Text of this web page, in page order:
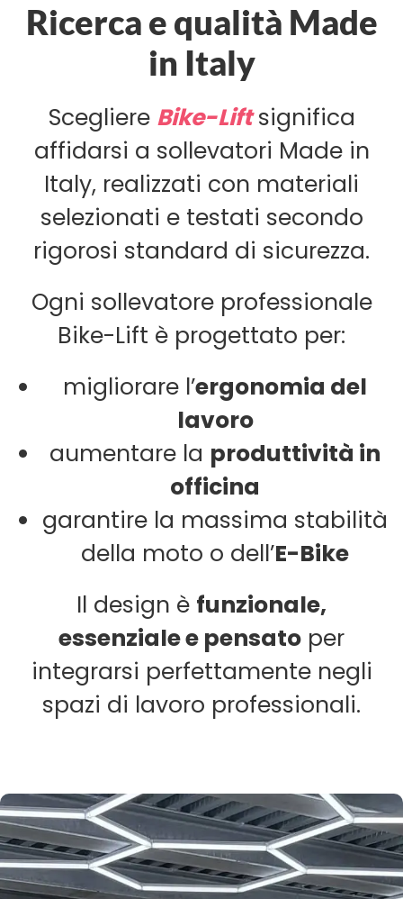
Ricerca e qualità Made
in Italy
Scegliere Bike-Lift significa
affidarsi a sollevatori Made in
Italy, realizzati con materiali
selezionati e testati secondo
rigorosi standard di sicurezza.
Ogni sollevatore professionale
Bike-Lift è progettato per:
migliorare l’ergonomia del
lavoro
aumentare la produttività in
officina
garantire la massima stabilità
della moto o dell’E-Bike
Il design è funzionale,
essenziale e pensato per
integrarsi perfettamente negli
spazi di lavoro professionali.